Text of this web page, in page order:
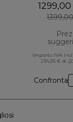
Importo IVA
234,25 € di
Confronta